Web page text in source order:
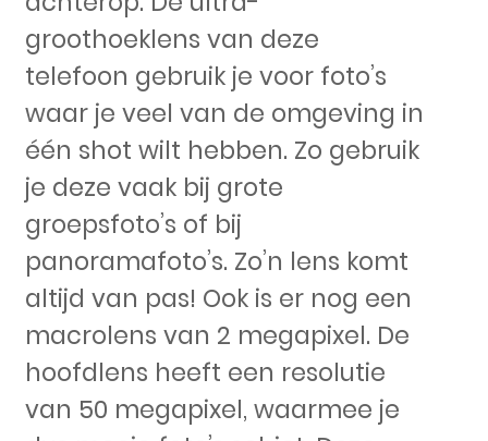
groothoeklens van deze
telefoon gebruik je voor foto’s
waar je veel van de omgeving in
één shot wilt hebben. Zo gebruik
je deze vaak bij grote
groepsfoto’s of bij
panoramafoto’s. Zo’n lens komt
altijd van pas! Ook is er nog een
macrolens van 2 megapixel. De
hoofdlens heeft een resolutie
van 50 megapixel, waarmee je